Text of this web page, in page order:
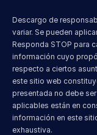
Descargo de
variar. Se pueden
Responda STOP para
información cuyo
respecto a ciertos
este sitio web
presentada no debe
aplicables están en
información en este
exhaustiva.